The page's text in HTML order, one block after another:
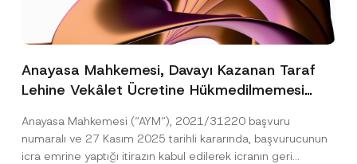
Anayasa Mahkemesi, Davayı Kazanan Taraf
Lehine Vekâlet Ücretine Hükmedilmemesi
Edildiğine Karar Verdi
Anayasa Mahkemesi (“AYM”), 2021/31220 başvuru
numaralı ve 27 Kasım 2025 tarihli kararında, başvurucunun
icra emrine yaptığı itirazın kabul edilerek icranın geri